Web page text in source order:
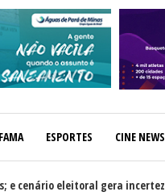
ESPORTES CINE NEWS
eleitoral gera incertezas